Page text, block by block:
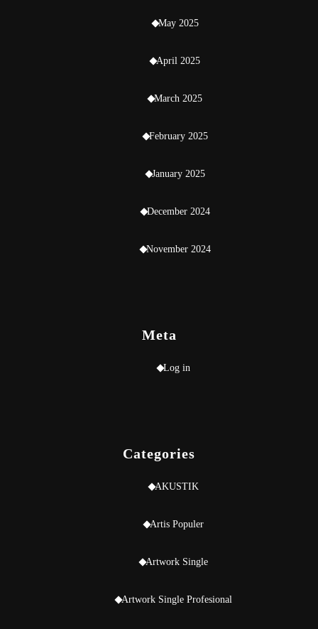
May 2025
April 2025
March 2025
February 2025
January 2025
December 2024
November 2024
Meta
Log in
Categories
AKUSTIK
Artis Populer
Artwork Single
Artwork Single Profesional